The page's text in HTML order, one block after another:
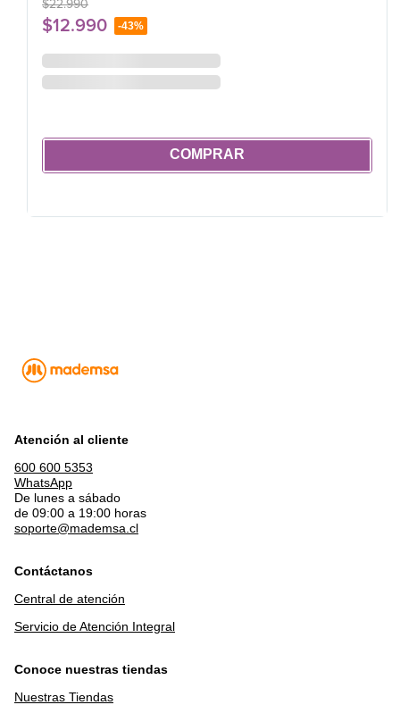
$22.990
$12.990 -43%
COMPRAR
Atención al cliente
600 600 5353
WhatsApp
De lunes a sábado
de 09:00 a 19:00 horas
soporte@mademsa.cl
Contáctanos
Central de atención
Servicio de Atención Integral
Conoce nuestras tiendas
Nuestras Tiendas